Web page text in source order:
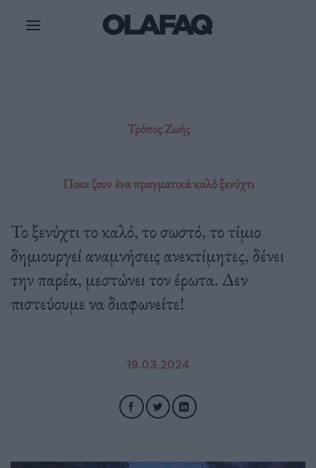
Τρόπος Ζωής
Ποιοι ζουν ένα πραγματικά καλό ξενύχτι
Το ξενύχτι το καλό, το σωστό, το τίμιο
δημιουργεί αναμνήσεις ανεκτίμητες, δένει
την παρέα, μεστώνει τον έρωτα. Δεν
πιστεύουμε να διαφωνείτε!
19.03.2024